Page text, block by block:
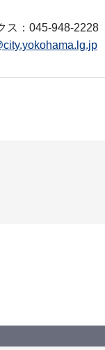
ス：045-948-2228